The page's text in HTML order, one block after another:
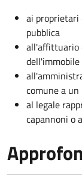
ai proprietari
pubblica
all'affittuario
dell'immobile
comune a
al legale
capannoni o